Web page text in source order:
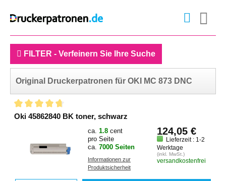
FILTER - Verfeinern Sie Ihre Suche
Original Druckerpatronen für OKI MC 873 DNC
Oki 45862840 BK toner, schwarz
ca. 1.8 cent
pro Seite
ca. 7000 Seiten
Informationen zur
Produktsicherheit
124,05 €
Lieferzeit : 1-2
Werktage
(inkl. MwSt.)
versandkostenfrei